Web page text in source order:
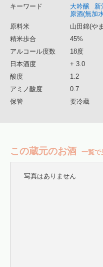
キーワード
大吟醸 新
原酒(無加
原料米
山田錦(や
精米歩合
45%
アルコール度数
18度
日本酒度
+ 3.0
酸度
1.2
アミノ酸度
0.7
保管
要冷蔵
この蔵元のお酒 一覧で
写真はありません